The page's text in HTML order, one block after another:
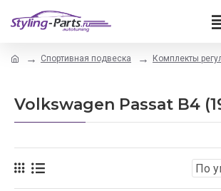
Спортивная подвеска Комплекты
Volkswagen Passat B4